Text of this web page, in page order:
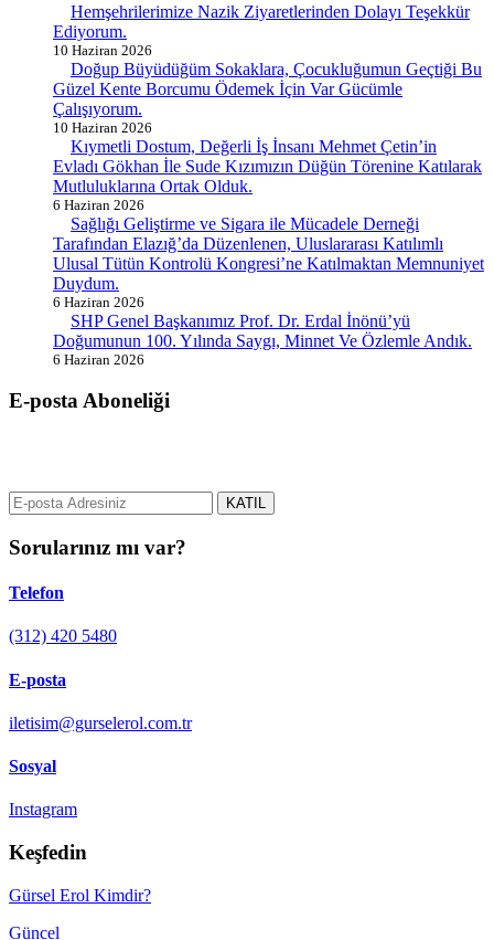
Hemşehrilerimize Nazik Ziyaretlerinden Dolayı Teşekkür
Ediyorum.
10 Haziran 2026
Doğup Büyüdüğüm Sokaklara, Çocukluğumun Geçtiği Bu
Güzel Kente Borcumu Ödemek İçin Var Gücümle
Çalışıyorum.
10 Haziran 2026
Kıymetli Dostum, Değerli İş İnsanı Mehmet Çetin’in
Evladı Gökhan İle Sude Kızımızın Düğün Törenine Katılarak
Mutluluklarına Ortak Olduk.
6 Haziran 2026
Sağlığı Geliştirme ve Sigara ile Mücadele Derneği
Tarafından Elazığ’da Düzenlenen, Uluslararası Katılımlı
Ulusal Tütün Kontrolü Kongresi’ne Katılmaktan Memnuniyet
Duydum.
6 Haziran 2026
SHP Genel Başkanımız Prof. Dr. Erdal İnönü’yü
Doğumunun 100. Yılında Saygı, Minnet Ve Özlemle Andık.
6 Haziran 2026
E-posta Aboneliği
KATIL
Sorularınız mı var?
Telefon
(312) 420 5480
E-posta
iletisim@gurselerol.com.tr
Sosyal
Instagram
Keşfedin
Gürsel Erol Kimdir?
Güncel